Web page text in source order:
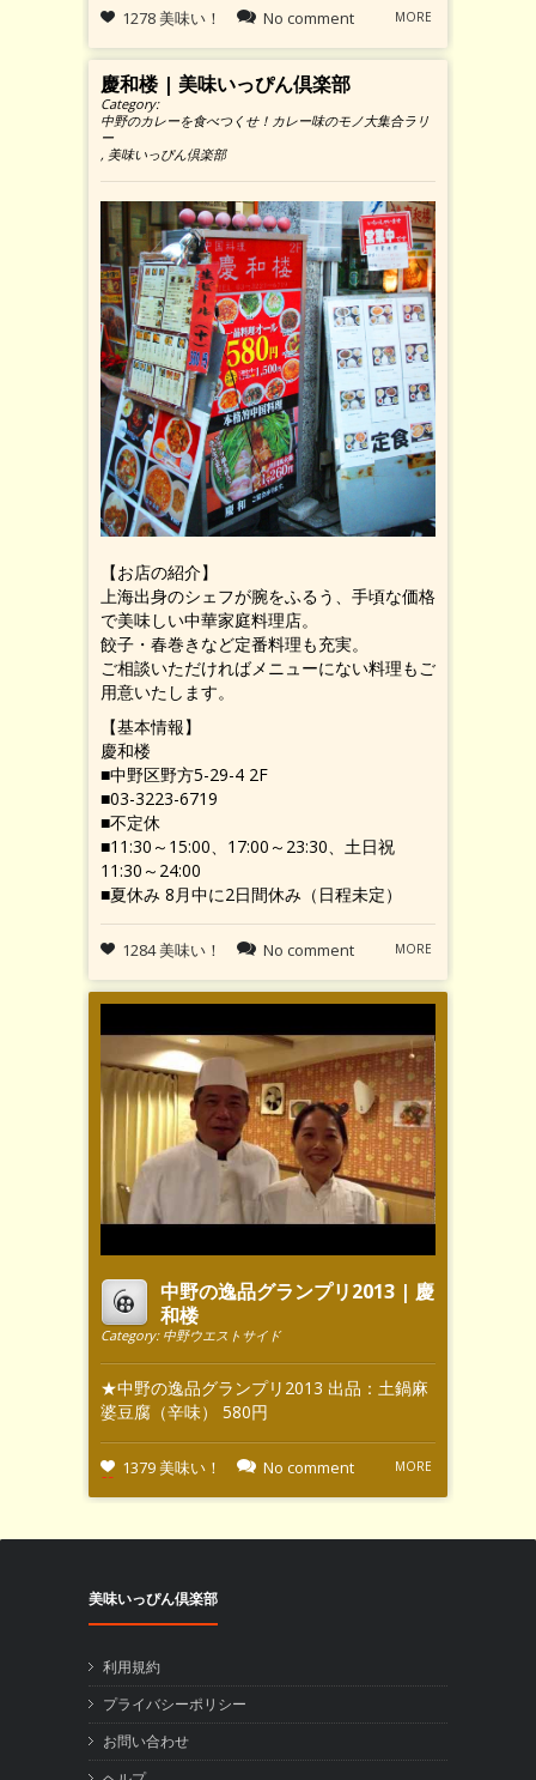
1278 美味い！ No comment MORE
慶和楼 | 美味いっぴん倶楽部
Category:
中野のカレーを食べつくせ！カレー味のモノ大集合ラリ
ー
, 美味いっぴん倶楽部
【お店の紹介】
上海出身のシェフが腕をふるう、手頃な価格
で美味しい中華家庭料理店。
餃子・春巻きなど定番料理も充実。
ご相談いただければメニューにない料理もご
用意いたします。
【基本情報】
慶和楼
■中野区野方5-29-4 2F
■03-3223-6719
■不定休
■11:30～15:00、17:00～23:30、土日祝
11:30～24:00
■夏休み 8月中に2日間休み（日程未定）
1284 美味い！ No comment MORE
中野の逸品グランプリ2013 | 慶
和楼
Category: 中野ウエストサイド
★中野の逸品グランプリ2013 出品：土鍋麻
婆豆腐（辛味） 580円
1379 美味い！ No comment MORE
美味いっぴん倶楽部
利用規約
プライバシーポリシー
お問い合わせ